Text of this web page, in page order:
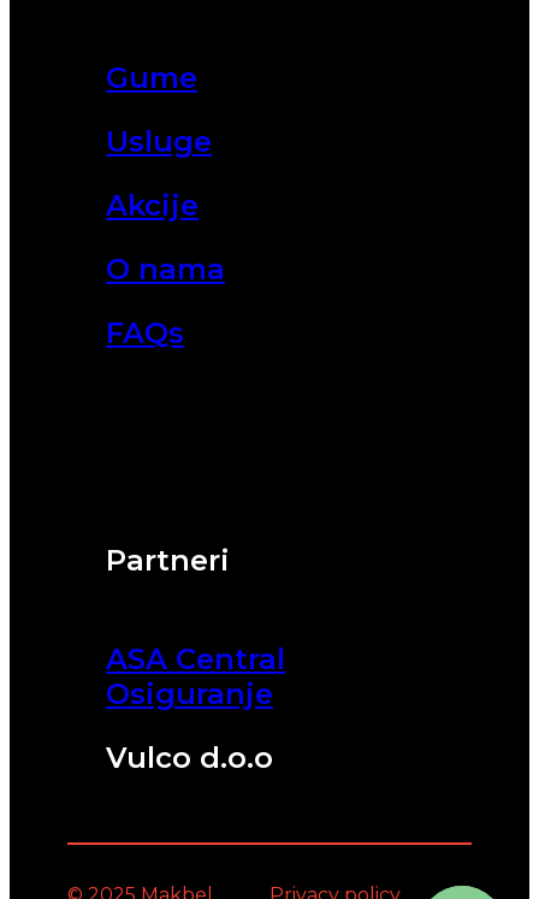
Partneri
ASA Central
Osiguranje
Vulco d.o.o
Gume
Usluge
Akcije
O nama
FAQs